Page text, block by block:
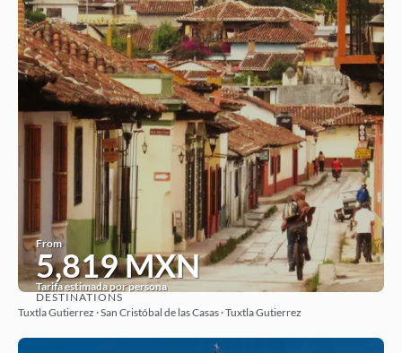
From
5,819 MXN
Tarifa estimada por persona
See
DESTINATIONS
Tuxtla Gutierrez · San Cristóbal de las Casas · Tuxtla Gutierrez